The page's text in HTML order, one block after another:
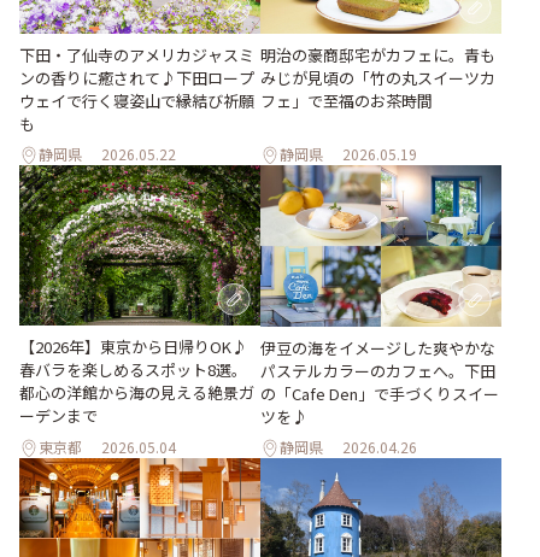
下田・了仙寺のアメリカジャスミ
ンの香りに癒されて♪下田ロープ
ウェイで行く寝姿山で縁結び祈願
も
静岡県 2026.05.22
明治の豪商邸宅がカフェに。青も
みじが見頃の「竹の丸スイーツカ
フェ」で至福のお茶時間
静岡県 2026.05.19
【2026年】東京から日帰りOK♪
春バラを楽しめるスポット8選。
都心の洋館から海の見える絶景ガ
ーデンまで
東京都 2026.05.04
伊豆の海をイメージした爽やかな
パステルカラーのカフェへ。下田
の「Cafe Den」で手づくりスイー
ツを♪
静岡県 2026.04.26